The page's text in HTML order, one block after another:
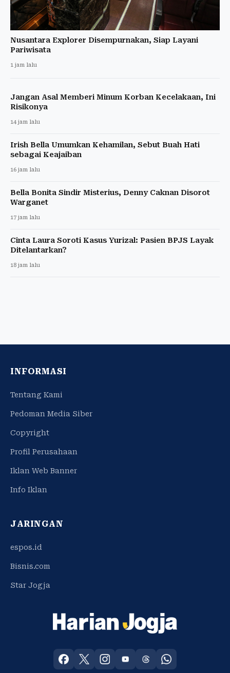
Nusantara Explorer Disempurnakan, Siap Layani
Pariwisata
1 jam lalu
Jangan Asal Memberi Minum Korban Kecelakaan, Ini
Risikonya
14 jam lalu
Irish Bella Umumkan Kehamilan, Sebut Buah Hati
sebagai Keajaiban
16 jam lalu
Bella Bonita Sindir Misterius, Denny Caknan Disorot
Warganet
17 jam lalu
Cinta Laura Soroti Kasus Yurizal: Pasien BPJS Layak
Ditelantarkan?
18 jam lalu
INFORMASI
Tentang Kami
Pedoman Media Siber
Copyright
Profil Perusahaan
Iklan Web Banner
Info Iklan
JARINGAN
espos.id
Bisnis.com
Star Jogja